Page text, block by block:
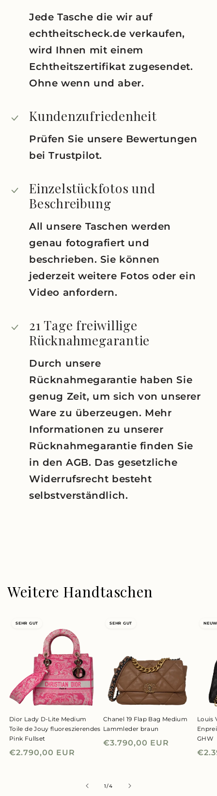
Jede Tasche die wir auf
echtheitscheck.de verkaufen,
wird Ihnen mit einem
Echtheitszertifikat zugesendet.
Ohne wenn und aber.
Kundenzufriedenheit
Prüfen Sie unsere Bewertungen
bei Trustpilot.
Einzelstückfotos und
Beschreibung
All unsere Taschen werden
genau fotografiert und
beschrieben. Sie können
jederzeit weitere Fotos oder ein
Video anfordern.
21 Tage freiwillige
Rücknahmegarantie
Durch unsere
Rücknahmegarantie haben Sie
genug Zeit, um sich von unserer
Ware zu überzeugen. Mehr
Informationen zu unserer
Rücknahmegarantie finden Sie
in den AGB. Das gesetzliche
Widerrufsrecht besteht
selbstverständlich.
Weitere Handtaschen
SEHR GUT
Dior Lady D-Lite Medium
Toile de Jouy fluoreszierendes
Pink Fullset
Normaler
€2.790,00 EUR
SEHR GUT
Chanel 19 Flap Bag Medium
Lammleder braun
Normaler
€3.790,00 EUR
Louis
GHW
1/von
4